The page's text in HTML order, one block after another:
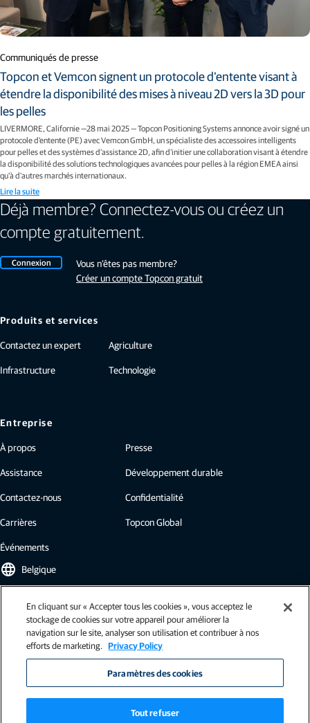
Communiqués de presse
Topcon et Vemcon signent un protocole d'entente visant à
étendre la disponibilité des mises à niveau 2D vers la 3D pour
les pelles
LIVERMORE, Californie —28 mai 2025 — Topcon Positioning Systems annonce avoir signé un
protocole d'entente (PE) avec Vemcon GmbH, un spécialiste des accessoires intelligents
pour pelles et des systèmes d'assistance 2D, afin d'initier une collaboration visant à étendre
la disponibilité des solutions technologiques avancées pour pelles à la région EMEA ainsi
qu'à d'autres marchés internationaux.
Lire la suite
Déjà membre? Connectez-vous ou créez un
compte gratuitement.
Connexion
Vous n’êtes pas membre?
Créer un compte Topcon gratuit
Produits et services
Contactez un expert
Infrastructure
Agriculture
Technologie
Entreprise
À propos
Assistance
Contactez-nous
Carrières
Événements
Presse
Développement durable
Confidentialité
Topcon Global
language Belgique
Newsletter Topcon
Nos newsletters proposent les dernières actualités de Topcon : études de
cas, informations sur l'industrie, communiqués de presse, et plus encore.
En cliquant sur « Accepter tous les cookies », vous acceptez le
stockage de cookies sur votre appareil pour améliorer la
navigation sur le site, analyser son utilisation et contribuer à nos
efforts de marketing. Privacy Policy
Paramètres des cookies
Tout refuser